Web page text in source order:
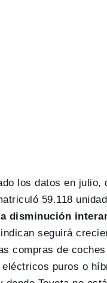
los datos en julio,
59.118
disminución
seguirá
compras de
eléctricos puros o